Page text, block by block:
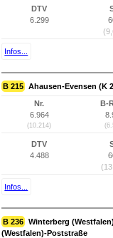
DTV
6.299
Infos...
B 215 Ahausen-Evensen (K
Nr.
6.964
(10.214)
B-
DTV
4.488
Infos...
B 236 Winterberg
(Westfalen)-Poststraße